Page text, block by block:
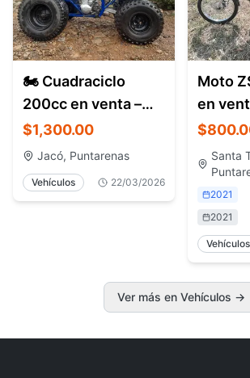
🏍️ Cuadraciclo
200cc en venta –
Jacó | ATV para
finca o montaña
$1,300.00
Jacó, Puntarenas
Vehículos 22/03/2026
Moto
en
Teresa
Santa
2021
2021
Vehículos
Ver más en Vehículos →